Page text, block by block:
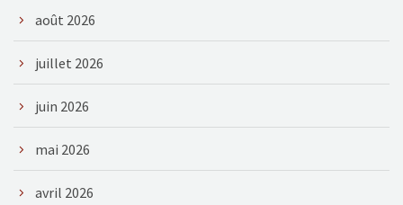
août 2026
juillet 2026
juin 2026
mai 2026
avril 2026